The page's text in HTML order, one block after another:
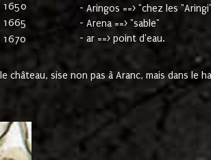
1650
1665
1670
- Aringos ==> "chez les "Aringi"
- Arena ==> "sable"
- ar ==> point d'eau.
château, sise non pas à Aranc, mais dans le